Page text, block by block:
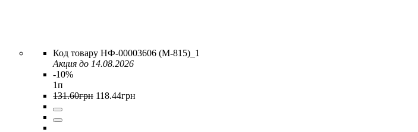
НФ-00003606 (M-815)_1
Акция до 14.08.2026
-10%
1п
131.60грн 118.44грн